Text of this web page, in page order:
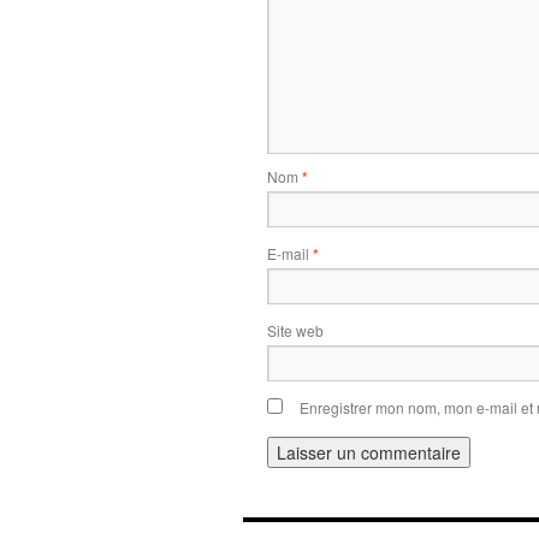
Nom *
E-mail *
Site web
Enregistrer mon nom, mon e-mail